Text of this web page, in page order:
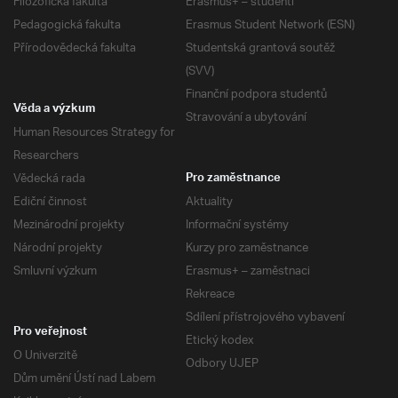
Pedagogická fakulta
Přírodovědecká fakulta
Erasmus Student Network (ESN)
Studentská grantová soutěž
(SVV)
Finanční podpora studentů
Stravování a ubytování
Věda a výzkum
Human Resources Strategy for
Researchers
Vědecká rada
Ediční činnost
Mezinárodní projekty
Národní projekty
Smluvní výzkum
Pro zaměstnance
Aktuality
Informační systémy
Kurzy pro zaměstnance
Erasmus+ – zaměstnaci
Rekreace
Sdílení přístrojového vybavení
Etický kodex
Odbory UJEP
Pro veřejnost
O Univerzitě
Dům umění Ústí nad Labem